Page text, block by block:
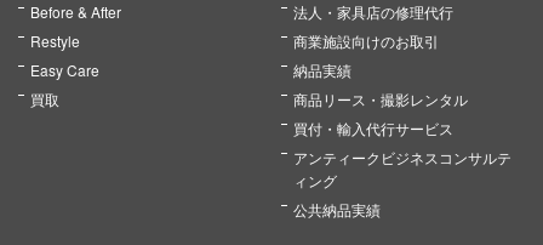
Before & After
Restyle
Easy Care
買取
法人・家具店の修理代行
商業施設向けのお取引
納品実績
商品リース・撮影レンタル
買付・輸入代行サービス
アンティークビジネスコンサルテ
ィング
公共納品実績